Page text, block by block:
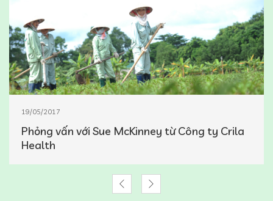
19/05/2017
Phỏng vấn với Sue McKinney từ Công ty Crila
Health